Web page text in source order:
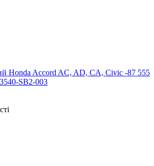
Honda Accord AC, AD, CA, Civic -87 555
SB2-003